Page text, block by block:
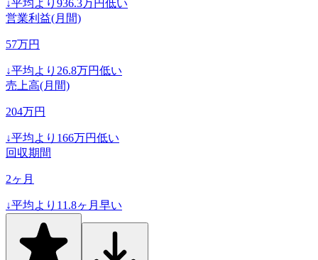
↓平均より 936.3万円低い
営業利益(月間)
57万円
↓平均より 26.8万円低い
売上高(月間)
204万円
↓平均より 166万円低い
回収期間
2ヶ月
↓平均より 11.8ヶ月早い